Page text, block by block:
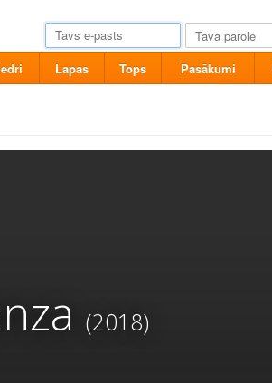
Lapas Tops Pasākumi
(2018)